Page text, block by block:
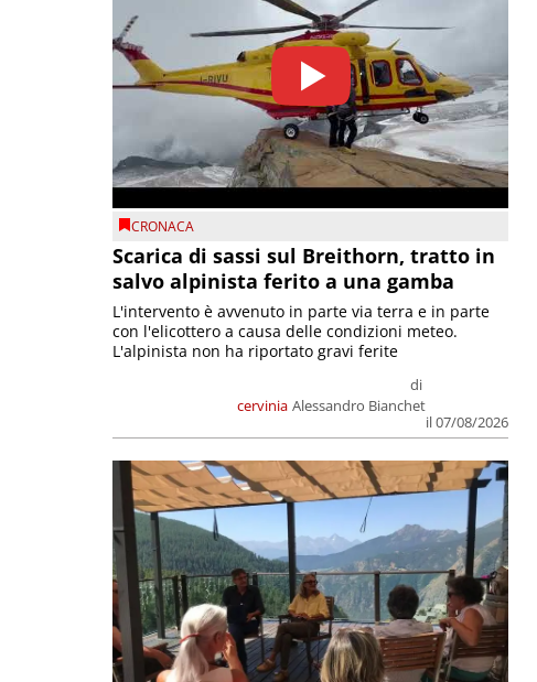
CRONACA
Scarica di sassi sul Breithorn, tratto in
salvo alpinista ferito a una gamba
cervinia
di
Alessandro Bianchet
il 07/08/2026
L'intervento è avvenuto in parte via terra e in parte
con l'elicottero a causa delle condizioni meteo.
L'alpinista non ha riportato gravi ferite